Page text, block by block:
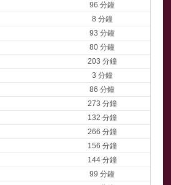
96 分鐘
8 分鐘
93 分鐘
80 分鐘
203 分鐘
3 分鐘
86 分鐘
273 分鐘
132 分鐘
266 分鐘
156 分鐘
144 分鐘
99 分鐘